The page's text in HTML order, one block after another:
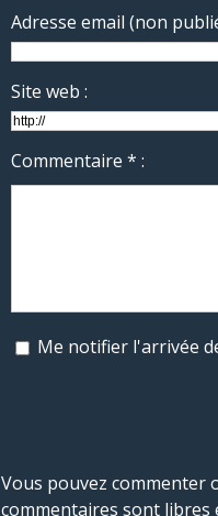
Adresse email (non
Site web :
Commentaire * :
Me notifier l'arrivée
Vous pouvez commenter
commentaires sont libres